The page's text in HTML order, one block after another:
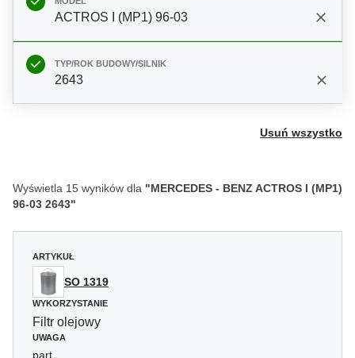
ACTROS I (MP1) 96-03
TYP/ROK BUDOWY/SILNIK
2643
Usuń wszystko
Wyświetla 15 wyników dla "MERCEDES - BENZ ACTROS I (MP1)
96-03 2643"
ARTYKUŁ
SO 1319
WYKORZYSTANIE
Filtr olejowy
UWAGA
part.